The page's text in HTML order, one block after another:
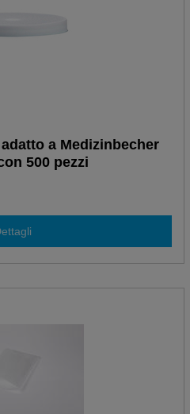
a Medizinbecher
500 pezzi